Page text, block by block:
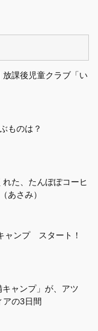
課後児童クラブ「い
ものは？
れた、たんぽぽコーヒ
あさみ）
ャンプ スタート！
キャンプ」が、アツ
アの3日間